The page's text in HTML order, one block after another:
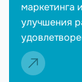
маркетинга
улучшения